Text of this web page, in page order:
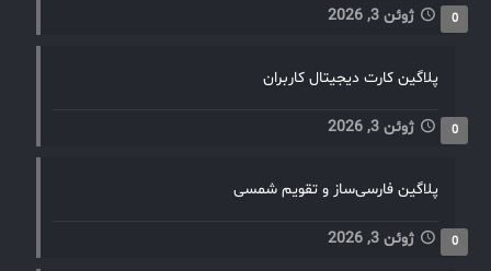
ژوئن 3, 2026 0
پلاگین کارت دیجیتال کاربران
ژوئن 3, 2026 0
پلاگین فارسی‌ساز و تقویم شمسی
ژوئن 3, 2026 0